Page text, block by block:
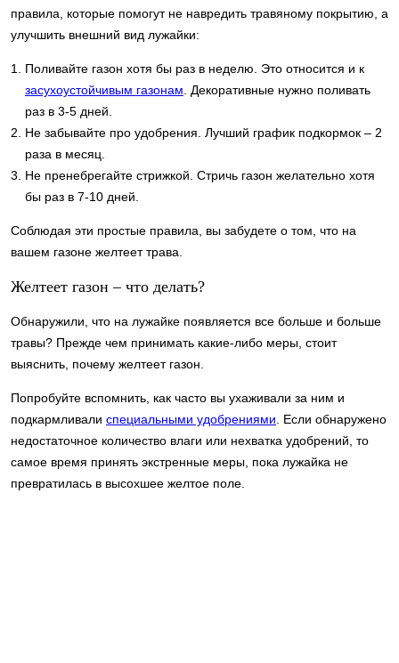
правила, которые помогут не навредить травяному покрытию, а
улучшить внешний вид лужайки:
Поливайте газон хотя бы раз в неделю. Это относится и к
засухоустойчивым газонам . Декоративные нужно поливать
раз в 3-5 дней.
Не забывайте про удобрения. Лучший график подкормок – 2
раза в месяц.
Не пренебрегайте стрижкой. Стричь газон желательно хотя
бы раз в 7-10 дней.
Соблюдая эти простые правила, вы забудете о том, что на
вашем газоне желтеет трава.
Желтеет газон – что делать?
Обнаружили, что на лужайке появляется все больше и больше
травы? Прежде чем принимать какие-либо меры, стоит
выяснить, почему желтеет газон.
Попробуйте вспомнить, как часто вы ухаживали за ним и
подкармливали специальными удобрениями . Если обнаружено
недостаточное количество влаги или нехватка удобрений, то
самое время принять экстренные меры, пока лужайка не
превратилась в высохшее желтое поле.